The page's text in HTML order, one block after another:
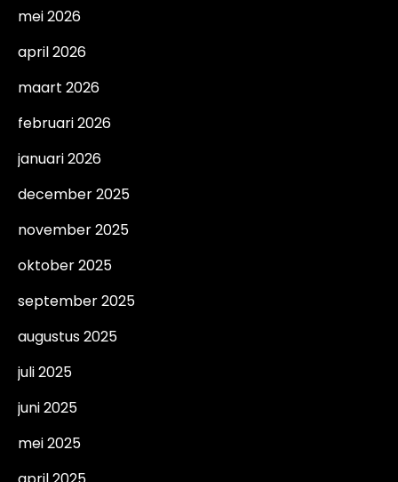
mei 2026
april 2026
maart 2026
februari 2026
januari 2026
december 2025
november 2025
oktober 2025
september 2025
augustus 2025
juli 2025
juni 2025
mei 2025